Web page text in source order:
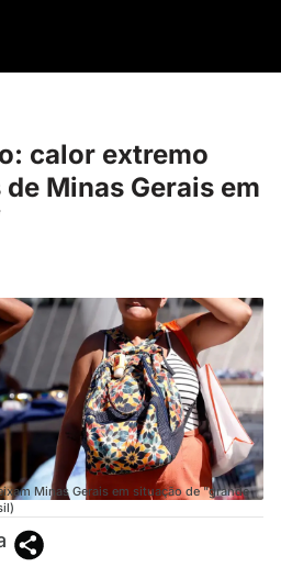
calor extremo
Minas Gerais em
Minas Gerais em situação de "grande